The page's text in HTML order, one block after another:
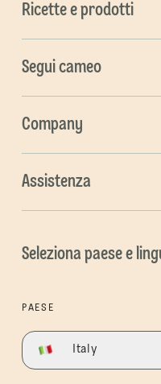
Ricette e prodotti
Segui cameo
Company
Assistenza
Seleziona paese e
PAESE
Italy